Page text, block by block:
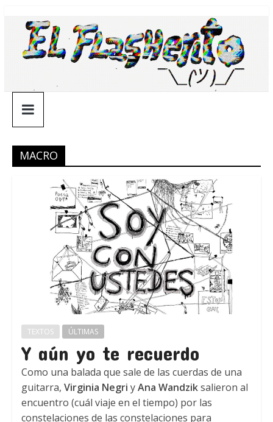
contenido
¯\_(ツ)_/
¯
MACRO
TEXTOS ÚLTIMAS
Y aún yo te recuerdo
Como una balada que sale de las cuerdas de una
guitarra, Virginia Negri yAna Wandziksalieron al
encuentro (cuál viaje en el tiempo) por las
constelaciones de las constelaciones para